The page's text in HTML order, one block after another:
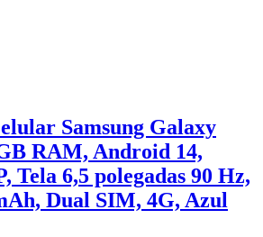
Samsung Galaxy
RAM, Android 14,
Tela 6,5 polegadas 90 Hz,
Dual SIM, 4G, Azul